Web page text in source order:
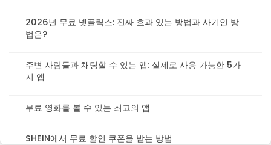
2026년 무료 넷플릭스: 진짜 효과 있는 방법과 사기인 방
법은?
주변 사람들과 채팅할 수 있는 앱: 실제로 사용 가능한 5가
지 앱
무료 영화를 볼 수 있는 최고의 앱
SHEIN에서 무료 할인 쿠폰을 받는 방법